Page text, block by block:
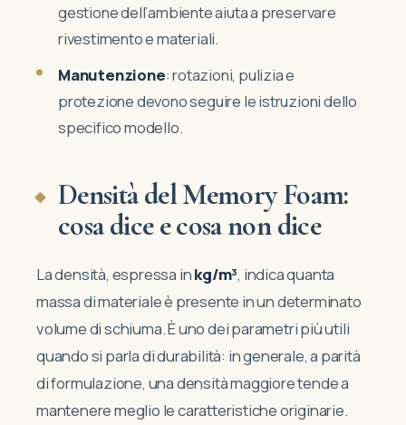
gestione dell’ambiente aiuta a preservare
rivestimento e materiali.
Manutenzione: rotazioni, pulizia e
protezione devono seguire le istruzioni dello
specifico modello.
Densità del Memory Foam:
cosa dice e cosa non dice
La densità, espressa inkg/m³, indica quanta
massa di materiale è presente in un determinato
volume di schiuma. È uno dei parametri più utili
quando si parla di durabilità: in generale, a parità
di formulazione, una densità maggiore tende a
mantenere meglio le caratteristiche originarie.